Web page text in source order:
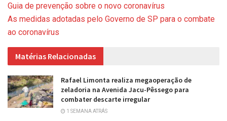
Guia de prevenção sobre o novo coronavírus
As medidas adotadas pelo Governo de SP para o combate
ao coronavírus
Matérias Relacionadas
Rafael Limonta realiza megaoperação de
zeladoria na Avenida Jacu-Pêssego para
combater descarte irregular
1 SEMANA ATRÁS